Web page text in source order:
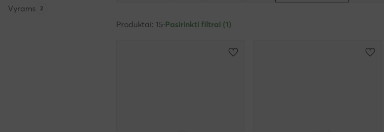
Vyrams Produktų skaičius:
2
Produktai: 15·Pasirinkti filtrai (1)